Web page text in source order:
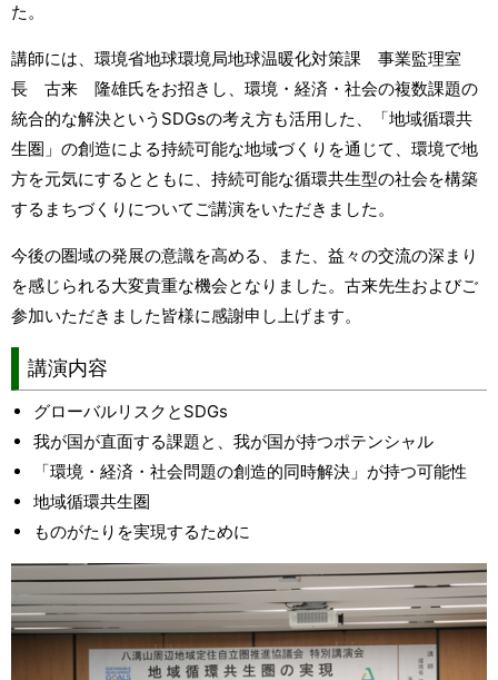
た。
講師には、環境省地球環境局地球温暖化対策課 事業監理室
長 古来 隆雄氏をお招きし、環境・経済・社会の複数課題の
統合的な解決というSDGsの考え方も活用した、「地域循環共
生圏」の創造による持続可能な地域づくりを通じて、環境で地
方を元気にするとともに、持続可能な循環共生型の社会を構築
するまちづくりについてご講演をいただきました。
今後の圏域の発展の意識を高める、また、益々の交流の深まり
を感じられる大変貴重な機会となりました。古来先生およびご
参加いただきました皆様に感謝申し上げます。
講演内容
グローバルリスクとSDGs
我が国が直面する課題と、我が国が持つポテンシャル
「環境・経済・社会問題の創造的同時解決」が持つ可能性
地域循環共生圏
ものがたりを実現するために